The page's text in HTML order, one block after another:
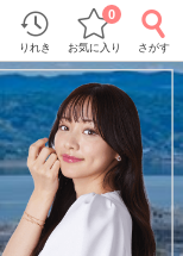
りれき お気に入り
0
さがす